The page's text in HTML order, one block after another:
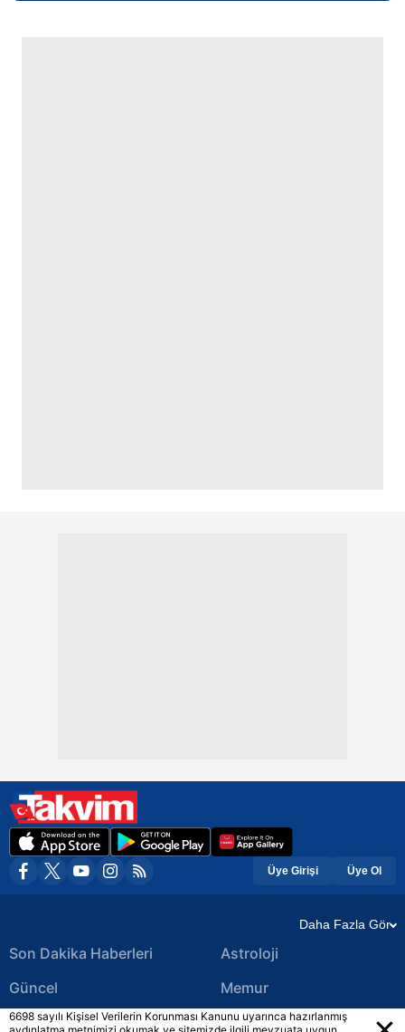
Üye Girişi Üye Ol
Daha Fazla Gör
Son Dakika Haberleri
Güncel
Ekonomi Haberleri
Astroloji
Memur
Yerel Haberler
6698 sayılı Kişisel Verilerin Korunması Kanunu uyarınca hazırlanmış